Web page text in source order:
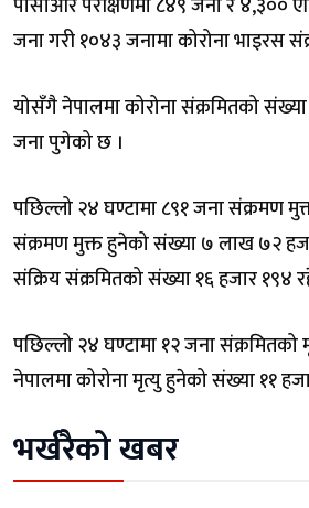
जना गरी १०४३ जनामा कोरोना भाइरस
योसँगै नेपालमा कोरोना संक्रमितको
जना पुगेको छ ।
पछिल्लो २४ घण्टामा ८९१ जना संक्रमण
संक्रमण मुक्त हुनेको संख्या ७ लाख ७२
संक्रिय संक्रमितको संख्या १६ हजार १९४
पछिल्लो २४ घण्टामा १२ जना
नेपालमा कोरोना मृत्यु हुनेको संख्या ११
भर्खरैको खबर